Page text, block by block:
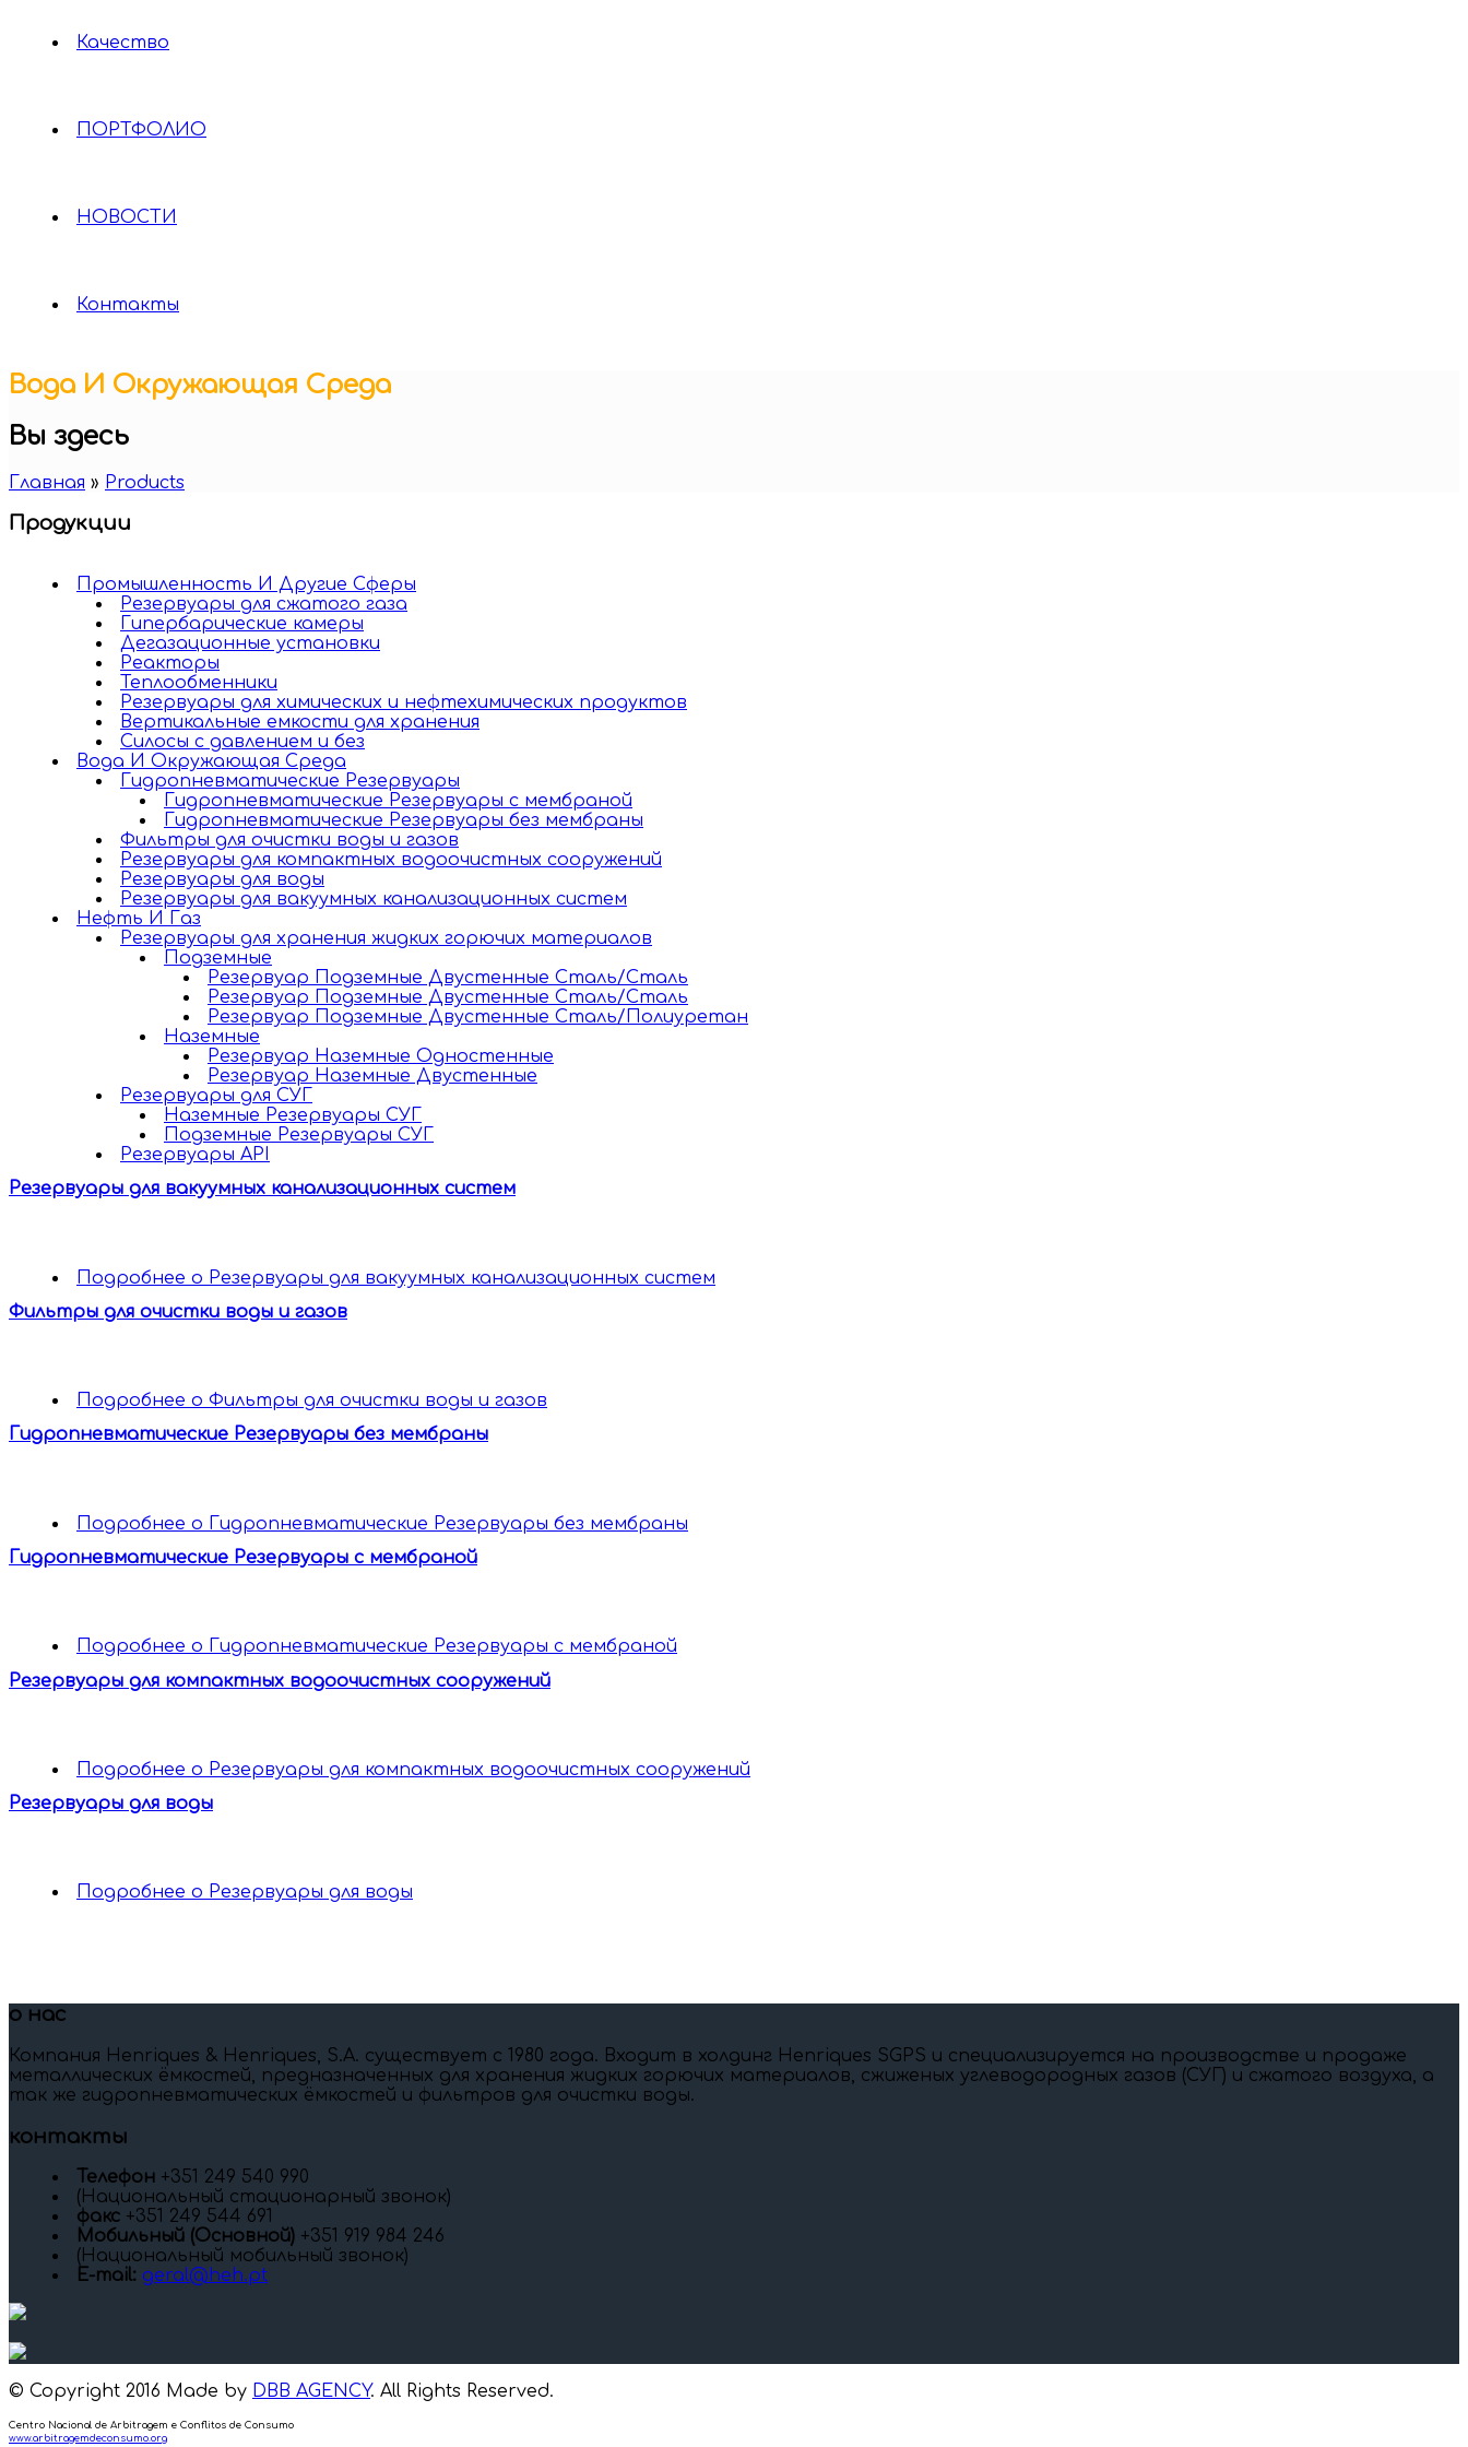
Качество
ПОРТФОЛИО
НОВОСТИ
Контакты
Вода И Окружающая Среда
Вы здесь
Главная » Products
Продукции
Промышленность И Другие Cферы
Резервуары для сжатого газа
Гипербарические камеры
Дегазационные установки
Реакторы
Теплообменники
Резервуары для химических и нефтехимических продуктов
Вертикальные емкости для хранения
Силосы с давлением и без
Вода И Окружающая Среда
Гидропневматические Резервуары
Гидропневматические Резервуары c мембраной
Гидропневматические Резервуары без мембраны
Фильтры для очистки воды и газов
Резервуары для компактных водоочистных сооружений
Резервуары для воды
Резервуары для вакуумных канализационных систем
Нефть И Газ
Резервуары для хранения жидких горючих материалов
Подземные
Резервуар Подземные Двустенные Сталь/Сталь
Резервуар Подземные Двустенные Сталь/Сталь
Резервуар Подземные Двустенные Сталь/Полиуретан
Наземные
Резервуар Наземные Одностенные
Резервуар Наземные Двустенные
Резервуары для СУГ
Наземные Резервуары СУГ
Подземные Резервуары СУГ
Резервуары API
Резервуары для вакуумных канализационных систем
Подробнее о Резервуары для вакуумных канализационных систем
Фильтры для очистки воды и газов
Подробнее о Фильтры для очистки воды и газов
Гидропневматические Резервуары без мембраны
Подробнее о Гидропневматические Резервуары без мембраны
Гидропневматические Резервуары c мембраной
Подробнее о Гидропневматические Резервуары c мембраной
Резервуары для компактных водоочистных сооружений
Подробнее о Резервуары для компактных водоочистных сооружений
Резервуары для воды
Подробнее о Резервуары для воды
о нас
Компания Henriques & Henriques, S.A. существует c 1980 года. Входит в холдинг Henriques SGPS и специализируется на производстве и продаже
металлических ёмкостей, предназначенных для хранения жидких горючих материалов, сжиженых углеводородных газов (СУГ) и сжатого воздуха, а
так же гидропневматических ёмкостей и фильтров для очистки воды.
контакты
Телефон +351 249 540 990
(Национальный стационарный звонок)
факс +351 249 544 691
Мобильный (Oсновной) +351 919 984 246
(Национальный мобильный звонок)
E-mail: geral@heh.pt
© Copyright 2016 Made by DBB AGENCY. All Rights Reserved.
Centro Nacional de Arbitragem e Conflitos de Consumo
www.arbitragemdeconsumo.org